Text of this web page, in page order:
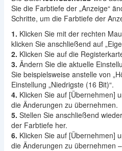
Sie die Farbtiefe der „Anzeige“
Schritte, um die Farbtiefe der
1. Klicken Sie mit der rechten
klicken Sie anschließend auf
2. Klicken Sie auf die
3. Ändern Sie die aktuelle
Sie beispielsweise anstelle von
Einstellung „Niedrigste (16 Bit)“.
4. Klicken Sie auf [Übernehmen]
die Änderungen zu übernehmen.
5. Stellen Sie anschließend
der Farbtiefe her.
6. Klicken Sie auf [Übernehmen]
die Änderungen zu übernehmen